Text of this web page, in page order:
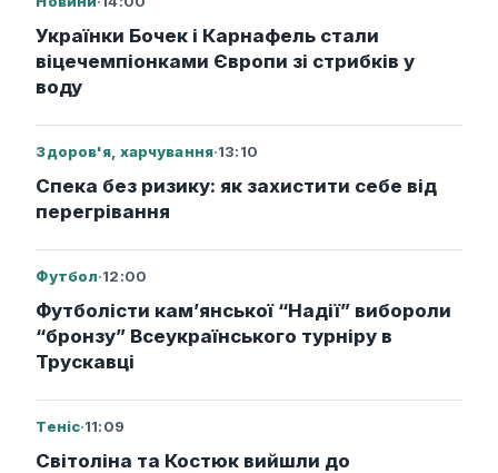
Українки Бочек і Карнафель стали
віцечемпіонками Європи зі стрибків у
воду
Здоров'я, харчування·13:10
Спека без ризику: як захистити себе від
перегрівання
Футбол·12:00
Футболісти кам’янської “Надії” вибороли
“бронзу” Всеукраїнського турніру в
Трускавці
Теніс·11:09
Світоліна та Костюк вийшли до